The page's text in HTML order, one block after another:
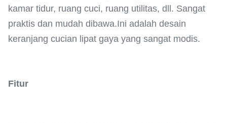
kamar tidur, ruang cuci, ruang utilitas, dll. Sangat
praktis dan mudah dibawa.Ini adalah desain
keranjang cucian lipat gaya yang sangat modis.
Fitur